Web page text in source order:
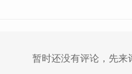
暂时还没有评论，先来